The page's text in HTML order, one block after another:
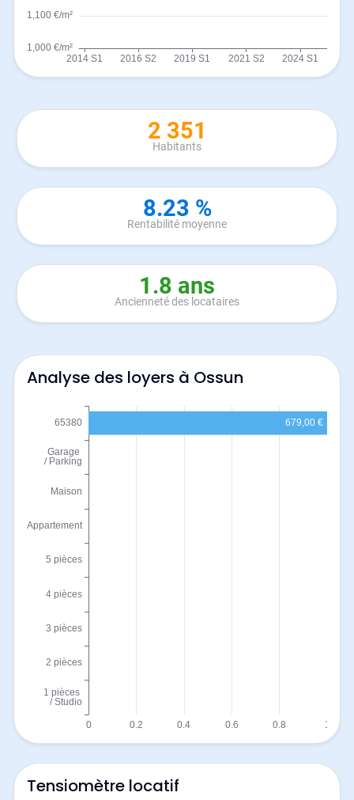
2 351
Habitants
8.23 %
Rentabilité moyenne
1.8 ans
Ancienneté des locataires
Analyse des loyers à Ossun
Tensiomètre locatif